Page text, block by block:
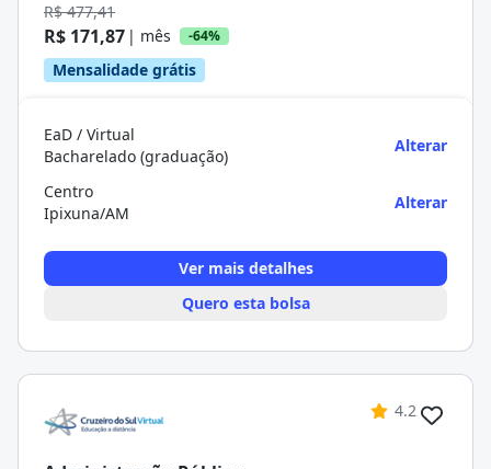
R$ 477,41
R$ 171,87 | mês -64%
Mensalidade grátis
EaD / Virtual
Bacharelado (graduação)
Alterar
Centro
Ipixuna/AM
Alterar
Ver mais detalhes
Quero esta bolsa
4.2